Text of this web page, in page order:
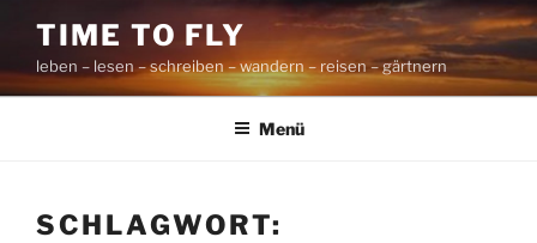
Inhalt
springen
TIME TO FLY
leben – lesen – schreiben – wandern – reisen – gärtnern
Menü
SCHLAGWORT: